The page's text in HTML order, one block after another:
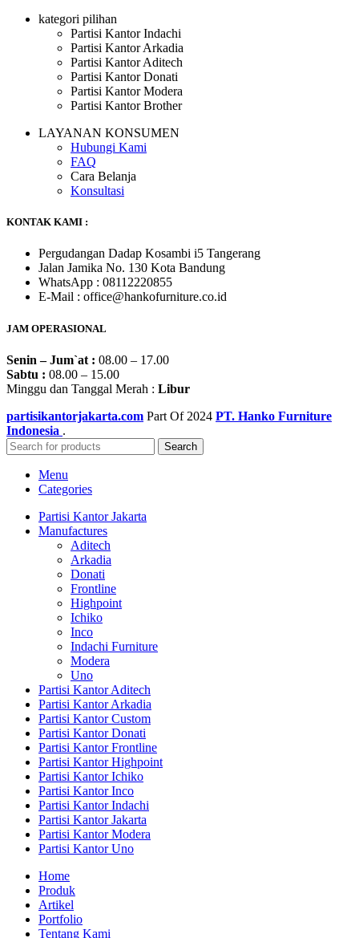
kategori pilihan
Partisi Kantor Indachi
Partisi Kantor Arkadia
Partisi Kantor Aditech
Partisi Kantor Donati
Partisi Kantor Modera
Partisi Kantor Brother
LAYANAN KONSUMEN
Hubungi Kami
FAQ
Cara Belanja
Konsultasi
KONTAK KAMI :
Pergudangan Dadap Kosambi i5 Tangerang
Jalan Jamika No. 130 Kota Bandung
WhatsApp : 08112220855
E-Mail : office@hankofurniture.co.id
JAM OPERASIONAL
Senin – Jum`at : 08.00 – 17.00
Sabtu : 08.00 – 15.00
Minggu dan Tanggal Merah : Libur
partisikantorjakarta.com Part Of 2024 PT. Hanko Furniture
Indonesia .
Search
Menu
Categories
Partisi Kantor Jakarta
Manufactures
Aditech
Arkadia
Donati
Frontline
Highpoint
Ichiko
Inco
Indachi Furniture
Modera
Uno
Partisi Kantor Aditech
Partisi Kantor Arkadia
Partisi Kantor Custom
Partisi Kantor Donati
Partisi Kantor Frontline
Partisi Kantor Highpoint
Partisi Kantor Ichiko
Partisi Kantor Inco
Partisi Kantor Indachi
Partisi Kantor Jakarta
Partisi Kantor Modera
Partisi Kantor Uno
Home
Produk
Artikel
Portfolio
Tentang Kami